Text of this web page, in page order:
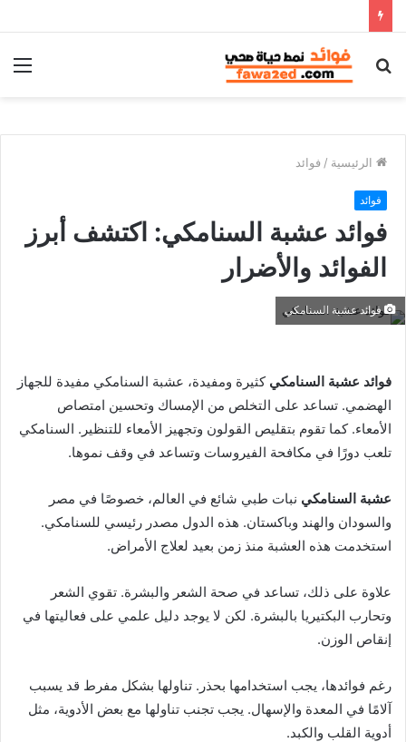
بحث
الرئيسية / فوائد
فوائد
فوائد عشبة السنامكي: اكتشف أبرز
الفوائد والأضرار
فوائد عشبة السنامكي
فوائد عشبة السنامكي كثيرة ومفيدة، عشبة السنامكي مفيدة للجهاز
الهضمي. تساعد على التخلص من الإمساك وتحسين امتصاص
الأمعاء. كما تقوم بتقليص القولون وتجهيز الأمعاء للتنظير. السنامكي
تلعب دورًا في مكافحة الفيروسات وتساعد في وقف نموها.
عشبة السنامكي نبات طبي شائع في العالم، خصوصًا في مصر
والسودان والهند وباكستان. هذه الدول مصدر رئيسي للسنامكي.
استخدمت هذه العشبة منذ زمن بعيد لعلاج الأمراض.
علاوة على ذلك، تساعد في صحة الشعر والبشرة. تقوي الشعر
وتحارب البكتيريا بالبشرة. لكن لا يوجد دليل علمي على فعاليتها في
إنقاص الوزن.
رغم فوائدها، يجب استخدامها بحذر. تناولها بشكل مفرط قد يسبب
آلامًا في المعدة والإسهال. يجب تجنب تناولها مع بعض الأدوية، مثل
أدوية القلب والكبد.